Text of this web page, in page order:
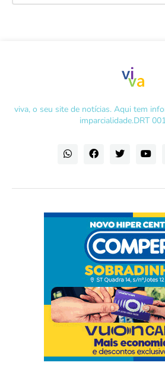
viva, o seu site de notícias. Aqui tem
imparcialidade.DRT